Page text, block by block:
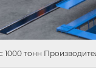
1000 тонн